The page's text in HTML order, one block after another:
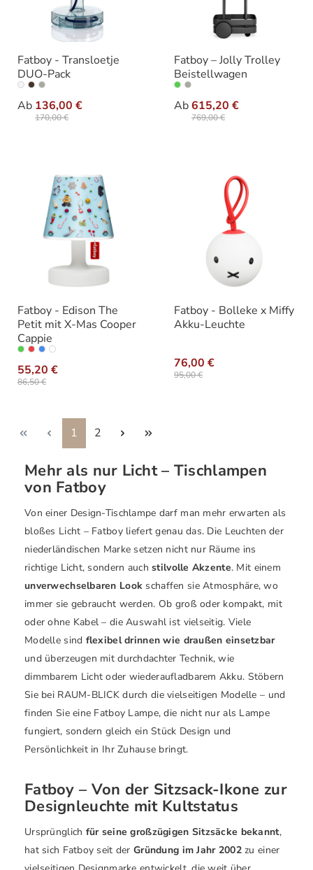
Fatboy - Transloetje
DUO-Pack
Ab 136,00 €
170,00 €
Ausführung
Fatboy – Jolly Trolley
Beistellwagen
Ab615,20 €
769,00 €
Varianten
Fatboy - Edison The
Petit mit X-Mas Cooper
Cappie
55,20 €
86,50 €
Variante
Fatboy - Bolleke x Miffy
Akku-Leuchte
76,00 €
95,00 €
Seite
1 Seite
2
Mehr als nur Licht – Tischlampen
von Fatboy
Von einer Design-Tischlampe darf man mehr erwarten als
bloßes Licht – Fatboy liefert genau das. Die Leuchten der
niederländischen Marke setzen nicht nur Räume ins
richtige Licht, sondern auchstilvolle Akzente. Mit einem
unverwechselbaren Look schaffen sie Atmosphäre, wo
immer sie gebraucht werden. Ob groß oder kompakt, mit
oder ohne Kabel – die Auswahl ist vielseitig. Viele
Modelle sind flexibel drinnen wie draußen einsetzbar
und überzeugen mit durchdachter Technik, wie
dimmbarem Licht oder wiederaufladbarem Akku. Stöbern
Sie bei RAUM-BLICK durch die vielseitigen Modelle – und
finden Sie eine Fatboy Lampe, die nicht nur als Lampe
fungiert, sondern gleich ein Stück Design und
Persönlichkeit in Ihr Zuhause bringt.
Fatboy – Von der Sitzsack-Ikone zur
Designleuchte mit Kultstatus
Ursprünglich für seine großzügigen Sitzsäcke bekannt,
hat sich Fatboy seit der Gründung im Jahr 2002zu einer